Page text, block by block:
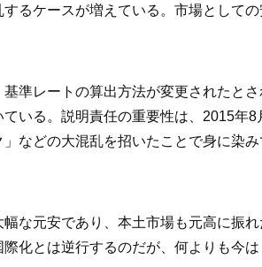
るケースが増えている。市場として
準レートの算出方法が変更されたと
いる。説明責任の重要性は、2015年
などの大混乱を招いたことで身に染
な元安であり、本土市場も元高に振
化とは逆行するのだが、何よりも今